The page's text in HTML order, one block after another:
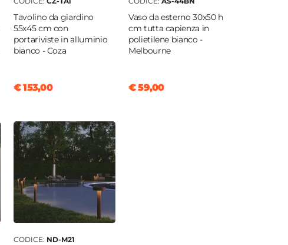
Tavolino da giardino
55x45 cm con
portariviste in alluminio
bianco - Coza
€ 153,00
Vaso da esterno 30x50 h
cm tutta capienza in
polietilene bianco -
Melbourne
€ 59,00
CODICE: ND-M21